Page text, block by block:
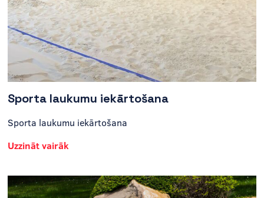
Sporta laukumu iekārtošana
Sporta laukumu iekārtošana
Uzzināt vairāk